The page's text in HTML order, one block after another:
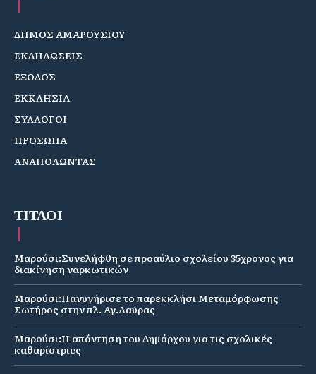
ΔΗΜΟΣ ΑΜΑΡΟΥΣΙΟΥ
ΕΚΔΗΛΩΣΕΙΣ
ΕΞΟΔΟΣ
ΕΚΚΛΗΣΙΑ
ΣΥΛΛΟΓΟΙ
ΠΡΟΣΩΠΑ
ΑΝΑΠΟΛΩΝΤΑΣ
ΤΙΤΛΟΙ
Μαρούσι:Συνελήφθη σε προαύλιο σχολείου 35χρονος για
διακίνηση ναρκωτικών
Μαρούσι:Πανυγήρισε το παρεκκλήσι Μεταμόρφωσης
Σωτήρος στην πλ. Αγ.Λαύρας
Μαρούσι:Η απάντηση του Δημάρχου για τις σχολικές
καθαρίστριες